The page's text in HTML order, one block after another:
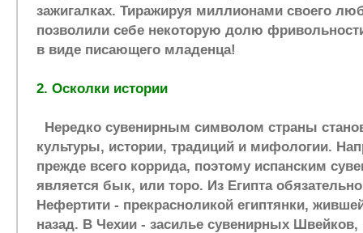
зажигалках. Тиражируя миллионами своего
позволили себе некоторую долю
в виде писающего младенца!
2. Осколки истории
Нередко сувенирным символом страны
культуры, истории, традиций и мифологии.
прежде всего коррида, поэтому испанским
является бык, или торо. Из Египта обязательно
Нефертити - прекрасноликой египтянки,
назад. В Чехии - засилье сувенирных